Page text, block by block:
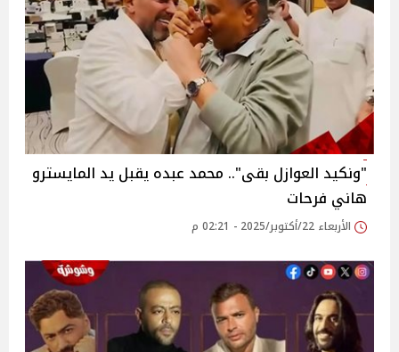
"ونكيد العوازل بقى".. محمد عبده يقبل يد المايسترو
هاني فرحات
الأربعاء 22/أكتوبر/2025 - 02:21 م